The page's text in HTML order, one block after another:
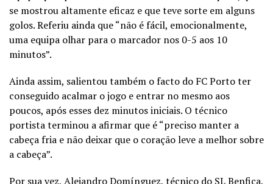
se mostrou altamente eficaz e que teve sorte em alguns
golos. Referiu ainda que “não é fácil, emocionalmente,
uma equipa olhar para o marcador nos 0-5 aos 10
minutos”.
Ainda assim, salientou também o facto do FC Porto ter
conseguido acalmar o jogo e entrar no mesmo aos
poucos, após esses dez minutos iniciais. O técnico
portista terminou a afirmar que é “preciso manter a
cabeça fria e não deixar que o coração leve a melhor sobre
a cabeça”.
Por sua vez, Alejandro Domínguez, técnico do SL Benfica,